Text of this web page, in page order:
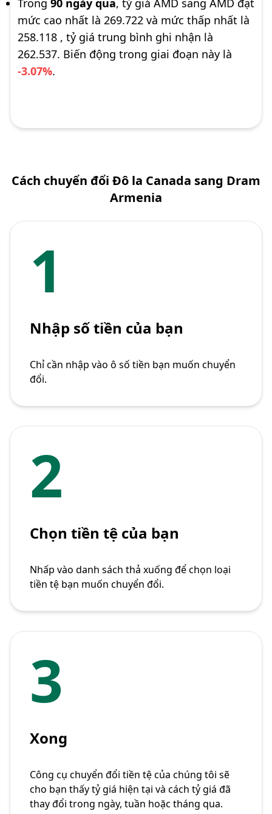
Trong 90 ngày qua, tỷ giá AMD sang AMD đạt
mức cao nhất là 269.722 và mức thấp nhất là
258.118 , tỷ giá trung bình ghi nhận là
262.537. Biến động trong giai đoạn này là
-3.07%.
Cách chuyển đổi Đô la Canada sang Dram
Armenia
1
Nhập số tiền của bạn
Chỉ cần nhập vào ô số tiền bạn muốn chuyển
đổi.
2
Chọn tiền tệ của bạn
Nhấp vào danh sách thả xuống để chọn loại
tiền tệ bạn muốn chuyển đổi.
3
Xong
Công cụ chuyển đổi tiền tệ của chúng tôi sẽ
cho bạn thấy tỷ giá hiện tại và cách tỷ giá đã
thay đổi trong ngày, tuần hoặc tháng qua.